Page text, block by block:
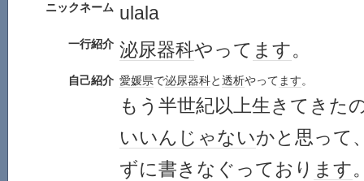
ニックネーム ulala
一行紹介 泌尿器科やって ます。
自己紹介 愛媛県で泌尿器科と透析やってます。
もう半世紀以上生きてきた
いいんじゃないかと思って
ずに書きなぐっており ます